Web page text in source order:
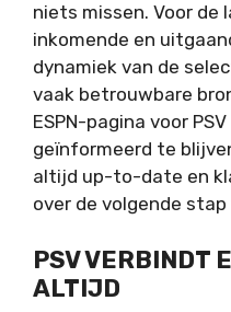
niets missen. Voor
inkomende en
dynamiek van de
vaak betrouwbare
ESPN-pagina voor
geïnformeerd te
altijd up-to-date en
over de volgende stap
PSV VERBINDT
ALTIJD